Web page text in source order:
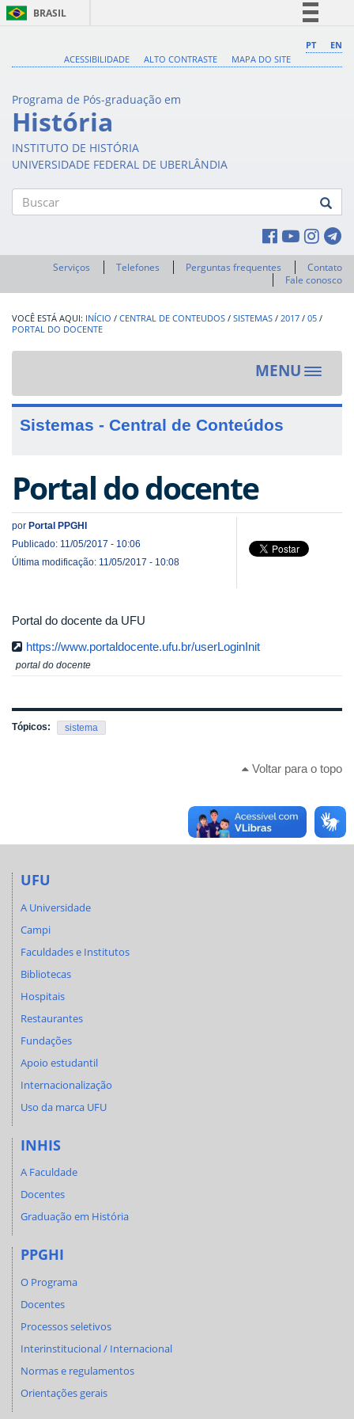
BRASIL
Comunica BR
PT
EN
ACESSIBILIDADE
ALTO CONTRASTE MAPA DO SITE
Programa de Pós-graduação em
História
INSTITUTO DE HISTÓRIA
UNIVERSIDADE FEDERAL DE UBERLÂNDIA
Serviços Telefones Perguntas frequentes
Contato
Fale conosco
INÍCIO / CENTRAL DE CONTEUDOS / SISTEMAS / 2017 / 05 /
PORTAL DO DOCENTE
MENU
Toggle
Sistemas - Central de Conteúdos
Portal do docente
por Portal PPGHI
Publicado: 11/05/2017 - 10:06
Última modificação: 11/05/2017 - 10:08
Portal do docente da UFU
https://www.portaldocente.ufu.br/userLoginInit
portal do docente
Tópicos: sistema
Voltar para o topo
UFU
A Universidade
Campi
Faculdades e Institutos
Bibliotecas
Hospitais
Restaurantes
Fundações
Apoio estudantil
Internacionalização
Uso da marca UFU
INHIS
A Faculdade
Docentes
Graduação em História
PPGHI
O Programa
Docentes
Processos seletivos
Interinstitucional / Internacional
Normas e regulamentos
Orientações gerais